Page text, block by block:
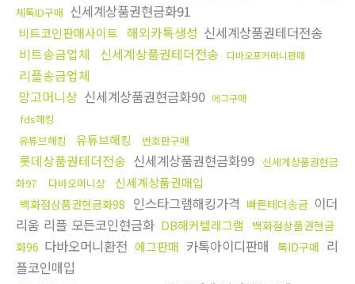
체톡ID구매 신세계상품권현금화91
비트코인판매사이트 해외카톡생성 신세계상품권테더전송
비트송금업체
신세계상품권테더전송 다바오포커머니판매
리플송금업체
망고머니상 신세계상품권현금화90 에그구매
fds해킹
유튜브해킹
유튜브해킹 번호판구매
롯데상품권테더전송 신세계상품권현금화99 신세계상품권현금
화97
다바오머니상 신세계상품권매입
백화점상품권현금화98 인스타그램해킹가격 빠른테더송금 이더
리움 리플 모든코인현금화 DB해커텔레그램
백화점상품권현금
화96 다바오머니환전 에그판매 카톡아이디판매 톡ID구매 리
플코인매입